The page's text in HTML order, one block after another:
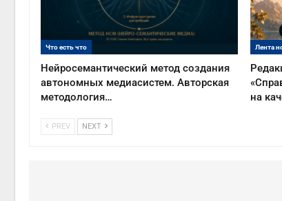
Что есть что
Нейросемантический метод создания
автономных медиасистем. Авторская
методология…
Лента
на
PREV NEXT